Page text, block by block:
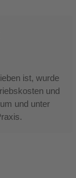
ist, wurde
und
und unter